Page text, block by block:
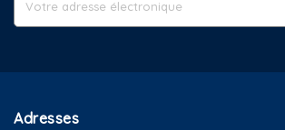
Adresses